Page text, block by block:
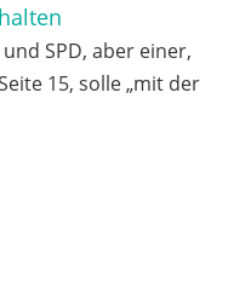
SPD, aber einer,
15, solle „mit der